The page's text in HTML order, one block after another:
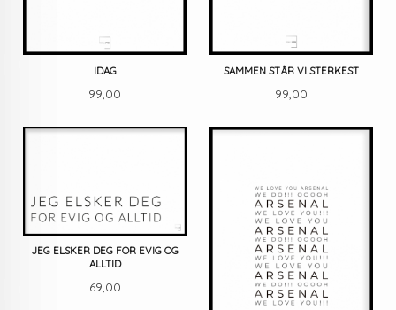
IDAG
Pris
99,00
SAMMEN STÅR VI STERKEST
Pris
99,00
JEG ELSKER DEG FOR EVIG OG
ALLTID
Pris
69,00